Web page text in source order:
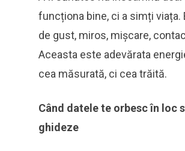
funcționa bine, ci a simți viața.
de gust, miros, mișcare,
Aceasta este adevărata
cea măsurată, ci cea trăită.
Când datele te orbesc în loc
ghideze